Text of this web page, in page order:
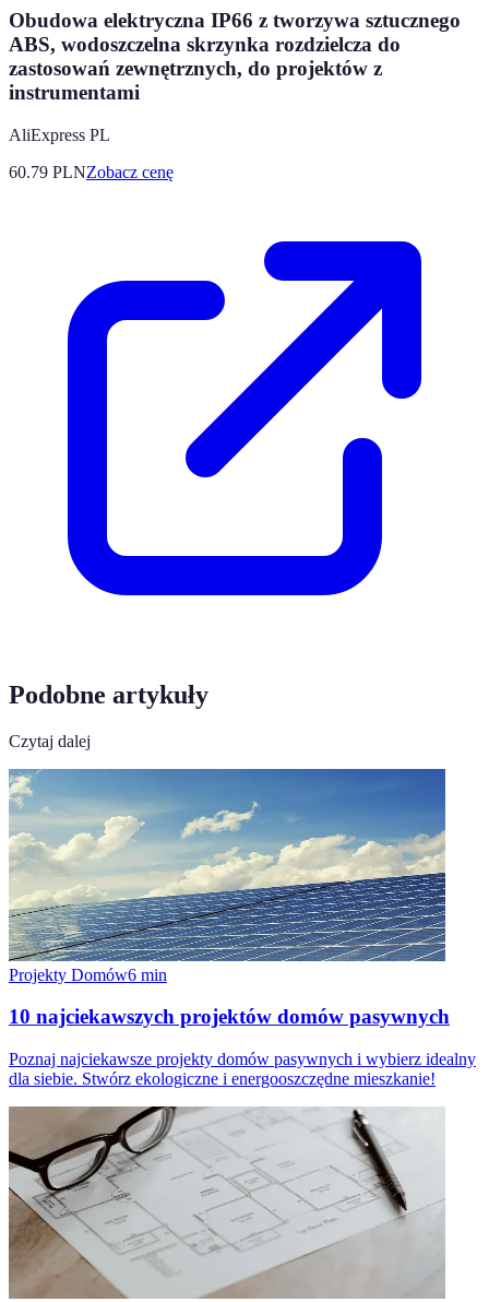
Obudowa elektryczna IP66 z tworzywa sztucznego
ABS, wodoszczelna skrzynka rozdzielcza do
zastosowań zewnętrznych, do projektów z
instrumentami
AliExpress PL
60.79 PLNZobacz cenę
Podobne artykuły
Czytaj dalej
Projekty Domów6 min
10 najciekawszych projektów domów pasywnych
Poznaj najciekawsze projekty domów pasywnych i wybierz idealny
dla siebie. Stwórz ekologiczne i energooszczędne mieszkanie!